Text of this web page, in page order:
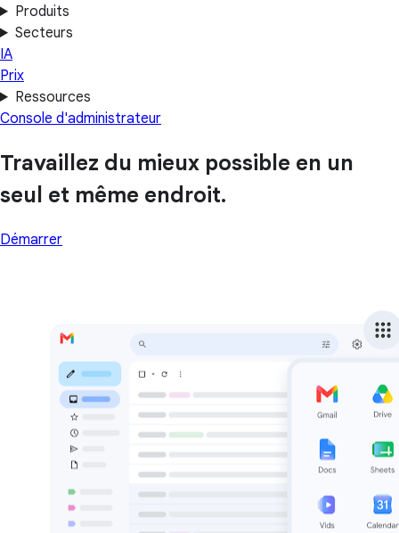
Produits
Secteurs
IA
Prix
Ressources
Console d'administrateur
Travaillez du mieux possible en un
seul et même endroit.
Démarrer